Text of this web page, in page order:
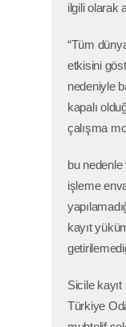
ilgili olarak
“Tüm
etkisini
nedeniyle
kapalı
çalışma
bu
işleme
kayıt
Sicile kayıt
Türkiye